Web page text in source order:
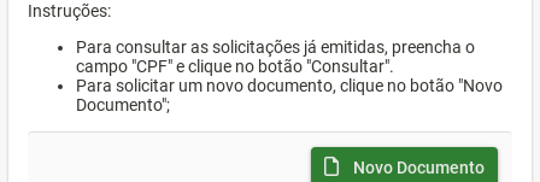
Instruções:
Para consultar as solicitações já emitidas, preencha o
campo "CPF" e clique no botão "Consultar".
Para solicitar um novo documento, clique no botão "Novo
Documento";
Novo Documento